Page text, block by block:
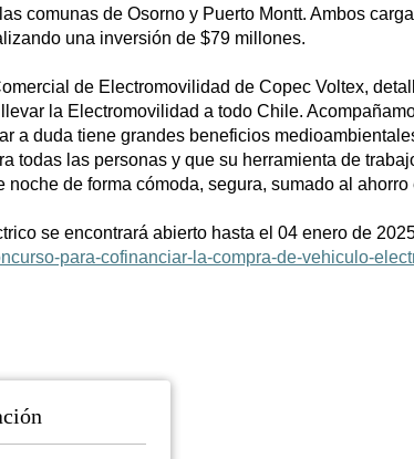
comunas de Osorno y Puerto Montt. Ambos
una inversión de $79 millones.
de Electromovilidad de Copec Voltex,
la Electromovilidad a todo Chile.
a duda tiene grandes beneficios
todas las personas y que su herramienta de
de forma cómoda, segura, sumado al ahorro
se encontrará abierto hasta el 04 enero de
para-cofinanciar-la-compra-de-vehiculo-